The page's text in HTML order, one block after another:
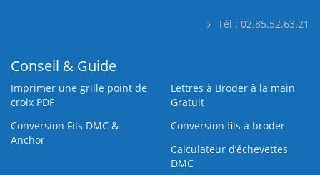
Tél : 02.85.52.63.21
Conseil & Guide
Imprimer une grille point de
croix PDF
Lettres à Broder à la main
Gratuit
Conversion Fils DMC &
Anchor
Conversion fils à broder
Calculateur d’échevettes
DMC